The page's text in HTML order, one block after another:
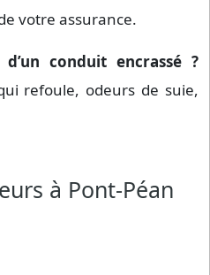
votre assurance.
conduit encrassé ?
refoule, odeurs de suie,
à Pont-Péan